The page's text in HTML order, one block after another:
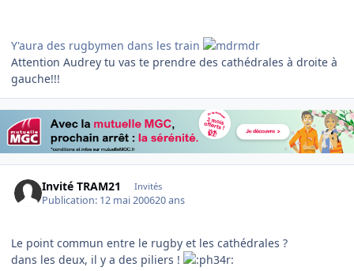
Y'aura des rugbymen dans les train
Attention Audrey tu vas te prendre des cathédrales à droite à
gauche!!!
Invité TRAM21 Invités
Publication: 12 mai 200620 ans
Le point commun entre le rugby et les cathédrales ?
dans les deux, il y a des piliers !